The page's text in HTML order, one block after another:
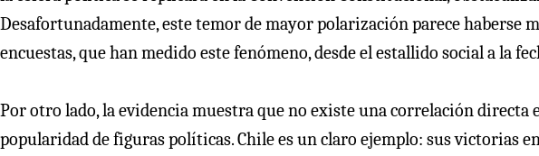
Desafortunadamente, este temor de mayor polarización parece haberse
encuestas, que han medido este fenómeno, desde el estallido social a la
Por otro lado, la evidencia muestra que no existe una correlación
popularidad de figuras políticas. Chile es un claro ejemplo: sus victorias